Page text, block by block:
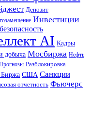
Депозит
Инвестиции
AI Кадры
добыча Мосбиржа Нефть
Разблокировка
США Санкции
отчетность Фьючерс